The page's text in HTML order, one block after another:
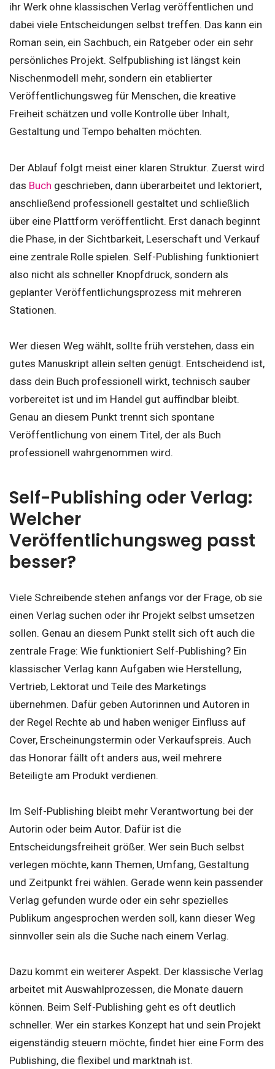
ihr Werk ohne klassischen Verlag veröffentlichen und
dabei viele Entscheidungen selbst treffen. Das kann ein
Roman sein, ein Sachbuch, ein Ratgeber oder ein sehr
persönliches Projekt. Selfpublishing ist längst kein
Nischenmodell mehr, sondern ein etablierter
Veröffentlichungsweg für Menschen, die kreative
Freiheit schätzen und volle Kontrolle über Inhalt,
Gestaltung und Tempo behalten möchten.
Der Ablauf folgt meist einer klaren Struktur. Zuerst wird
das Buch geschrieben, dann überarbeitet und lektoriert,
anschließend professionell gestaltet und schließlich
über eine Plattform veröffentlicht. Erst danach beginnt
die Phase, in der Sichtbarkeit, Leserschaft und Verkauf
eine zentrale Rolle spielen. Self-Publishing funktioniert
also nicht als schneller Knopfdruck, sondern als
geplanter Veröffentlichungsprozess mit mehreren
Stationen.
Wer diesen Weg wählt, sollte früh verstehen, dass ein
gutes Manuskript allein selten genügt. Entscheidend ist,
dass dein Buch professionell wirkt, technisch sauber
vorbereitet ist und im Handel gut auffindbar bleibt.
Genau an diesem Punkt trennt sich spontane
Veröffentlichung von einem Titel, der als Buch
professionell wahrgenommen wird.
Self-Publishing oder Verlag:
Welcher
Veröffentlichungsweg passt
besser?
Viele Schreibende stehen anfangs vor der Frage, ob sie
einen Verlag suchen oder ihr Projekt selbst umsetzen
sollen. Genau an diesem Punkt stellt sich oft auch die
zentrale Frage: Wie funktioniert Self-Publishing? Ein
klassischer Verlag kann Aufgaben wie Herstellung,
Vertrieb, Lektorat und Teile des Marketings
übernehmen. Dafür geben Autorinnen und Autoren in
der Regel Rechte ab und haben weniger Einfluss auf
Cover, Erscheinungstermin oder Verkaufspreis. Auch
das Honorar fällt oft anders aus, weil mehrere
Beteiligte am Produkt verdienen.
Im Self-Publishing bleibt mehr Verantwortung bei der
Autorin oder beim Autor. Dafür ist die
Entscheidungsfreiheit größer. Wer sein Buch selbst
verlegen möchte, kann Themen, Umfang, Gestaltung
und Zeitpunkt frei wählen. Gerade wenn kein passender
Verlag gefunden wurde oder ein sehr spezielles
Publikum angesprochen werden soll, kann dieser Weg
sinnvoller sein als die Suche nach einem Verlag.
Dazu kommt ein weiterer Aspekt. Der klassische Verlag
arbeitet mit Auswahlprozessen, die Monate dauern
können. Beim Self-Publishing geht es oft deutlich
schneller. Wer ein starkes Konzept hat und sein Projekt
eigenständig steuern möchte, findet hier eine Form des
Publishing, die flexibel und marktnah ist.